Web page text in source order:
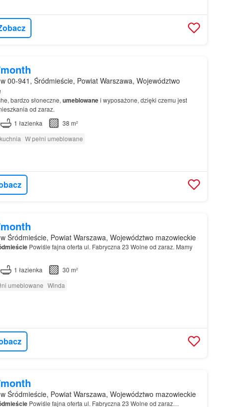
00-941, Śródmieście, Powiat Warszawa, Województwo
bardzo słoneczne, umeblowanei wyposażone, dzięki czemu jest
od zaraz.
1 łazienka
38 m²
W pełni umeblowane
Śródmieście, Powiat Warszawa, Województwo mazowieckie
Powiśle fajna oferta ul. Fabryczna 23 Wolne od zaraz. Mamy
1 łazienka
30 m²
umeblowane Winda
Śródmieście, Powiat Warszawa, Województwo mazowieckie
Powiśle fajna oferta ul. Fabryczna 23 Wolne od zaraz…